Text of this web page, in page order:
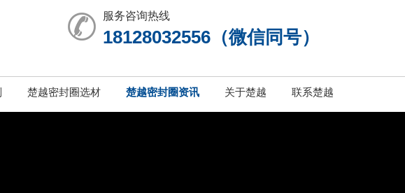
服务咨询热线
18128032556（微信同号）
楚越密封圈选材 楚越密封圈资讯 关于楚越 联系楚越